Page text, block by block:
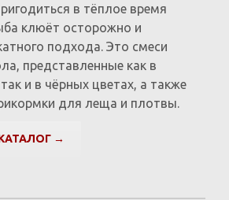
в тёплое время
клюёт осторожно и
подхода. Это смеси
представленные как в
и в чёрных цветах, а также
для леща и плотвы.
→